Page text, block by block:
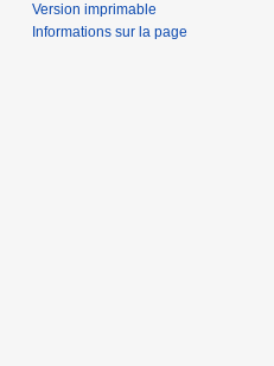
Version imprimable
Informations sur la page